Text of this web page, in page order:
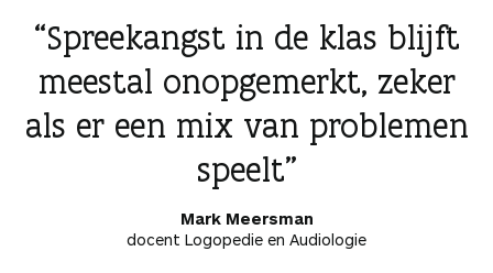
Spreekangst in de klas blijft
meestal onopgemerkt, zeker
als er een mix van problemen
speelt
Mark Meersman
docent Logopedie en Audiologie